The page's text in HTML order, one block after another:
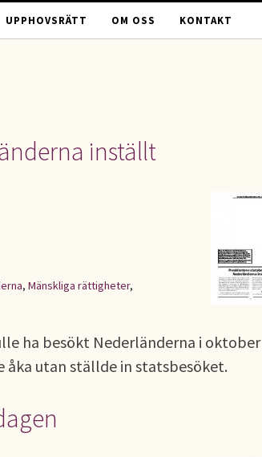
UPPHOVSRÄTT OM OSS KONTAKT
inställt
, Mänskliga rättigheter,
ha besökt Nederländerna i oktober
åka utan ställde in statsbesöket.